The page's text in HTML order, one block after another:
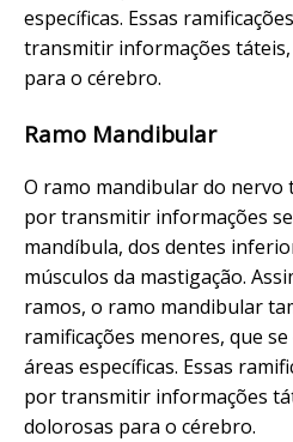
específicas. Essas
transmitir informações
para o cérebro.
Ramo Mandibular
O ramo mandibular do nervo
por transmitir informações
mandíbula, dos dentes
músculos da mastigação.
ramos, o ramo mandibular
ramificações menores, que
áreas específicas. Essas
por transmitir informações
dolorosas para o cérebro.